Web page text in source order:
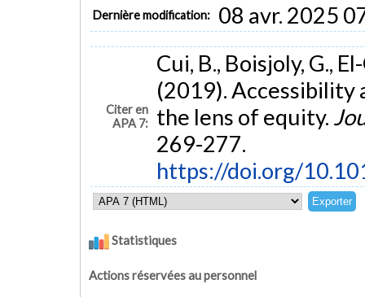
Dernière modification: 08 avr. 2025
Citer en
APA 7:
Cui, B., Boisjoly, G.,
(2019).
the lens of equity.
269-277.
https://doi.org/
Statistiques
Actions réservées au personnel